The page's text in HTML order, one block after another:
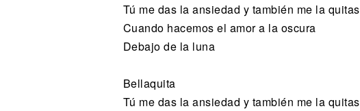
Tú me das la ansiedad y también me la quitas
Cuando hacemos el amor a la oscura
Debajo de la luna
Bellaquita
Tú me das la ansiedad y también me la quitas